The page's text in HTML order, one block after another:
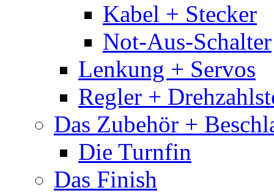
Kabel + Stecker
Not-Aus-Schalter
Lenkung + Servos
Regler +
Das Zubehör +
Die Turnfin
Das Finish